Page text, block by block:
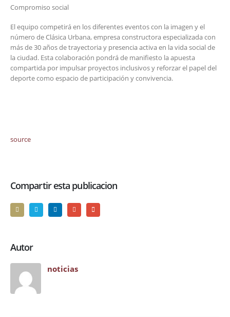
Compromiso social
El equipo competirá en los diferentes eventos con la imagen y el
número de Clásica Urbana, empresa constructora especializada con
más de 30 años de trayectoria y presencia activa en la vida social de
la ciudad. Esta colaboración pondrá de manifiesto la apuesta
compartida por impulsar proyectos inclusivos y reforzar el papel del
deporte como espacio de participación y convivencia.
source
Compartir esta publicacion
Autor
noticias